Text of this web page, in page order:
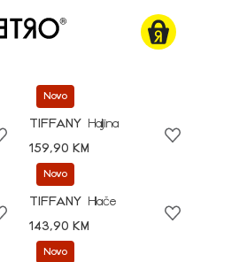
Novo
TIFFANY
Haljina
159,90 KM
Novo
TIFFANY
Hlače
143,90 KM
Novo